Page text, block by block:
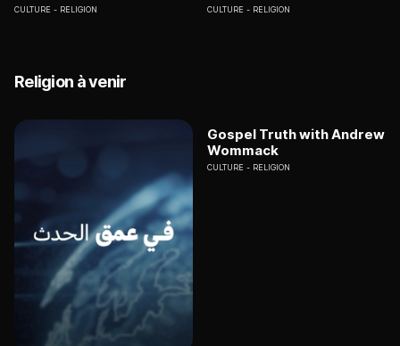
CULTURE RELIGION CULTURE RELIGION
Religion à venir
Gospel Truth with Andrew
Wommack
CULTURE RELIGION